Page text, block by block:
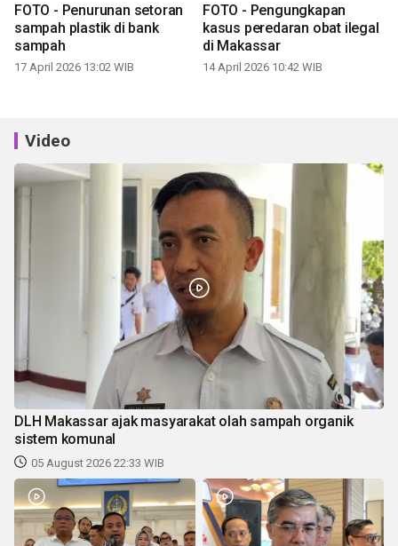
FOTO - Penurunan setoran
sampah plastik di bank
sampah
17 April 2026 13:02 WIB
FOTO - Pengungkapan
kasus peredaran obat ilegal
di Makassar
14 April 2026 10:42 WIB
Video
DLH Makassar ajak masyarakat olah sampah organik
sistem komunal
05 August 2026 22:33 WIB